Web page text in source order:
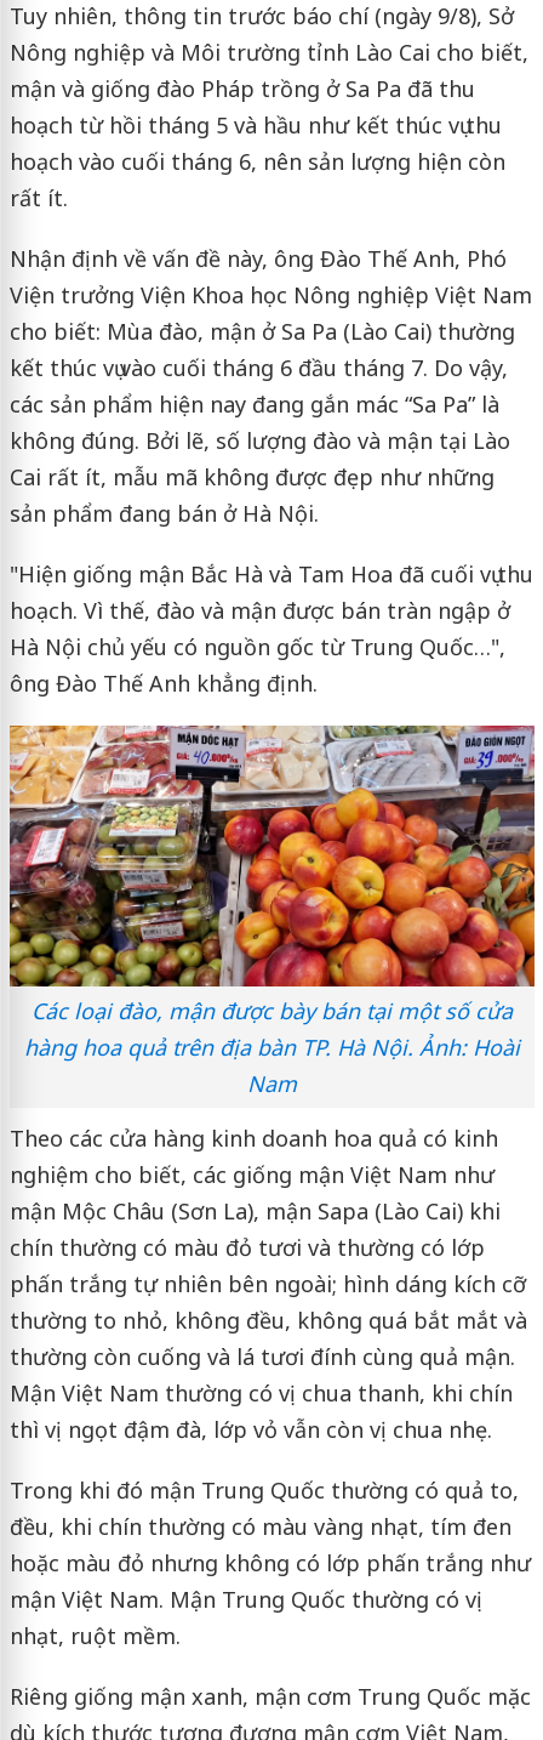
Tuy nhiên, thông tin trước báo chí (ngày 9/8), Sở
Nông nghiệp và Môi trường tỉnh Lào Cai cho biết,
mận và giống đào Pháp trồng ở Sa Pa đã thu
hoạch từ hồi tháng 5 và hầu như kết thúc vụ thu
hoạch vào cuối tháng 6, nên sản lượng hiện còn
rất ít.
Nhận định về vấn đề này, ông Đào Thế Anh, Phó
Viện trưởng Viện Khoa học Nông nghiệp Việt Nam
cho biết: Mùa đào, mận ở Sa Pa (Lào Cai) thường
kết thúc vụ vào cuối tháng 6 đầu tháng 7. Do vậy,
các sản phẩm hiện nay đang gắn mác “Sa Pa” là
không đúng. Bởi lẽ, số lượng đào và mận tại Lào
Cai rất ít, mẫu mã không được đẹp như những
sản phẩm đang bán ở Hà Nội.
"Hiện giống mận Bắc Hà và Tam Hoa đã cuối vụ thu
hoạch. Vì thế, đào và mận được bán tràn ngập ở
Hà Nội chủ yếu có nguồn gốc từ Trung Quốc…",
ông Đào Thế Anh khẳng định.
Các loại đào, mận được bày bán tại một số cửa
hàng hoa quả trên địa bàn TP. Hà Nội. Ảnh: Hoài
Nam
Theo các cửa hàng kinh doanh hoa quả có kinh
nghiệm cho biết, các giống mận Việt Nam như
mận Mộc Châu (Sơn La), mận Sapa (Lào Cai) khi
chín thường có màu đỏ tươi và thường có lớp
phấn trắng tự nhiên bên ngoài; hình dáng kích cỡ
thường to nhỏ, không đều, không quá bắt mắt và
thường còn cuống và lá tươi đính cùng quả mận.
Mận Việt Nam thường có vị chua thanh, khi chín
thì vị ngọt đậm đà, lớp vỏ vẫn còn vị chua nhẹ.
Trong khi đó mận Trung Quốc thường có quả to,
đều, khi chín thường có màu vàng nhạt, tím đen
hoặc màu đỏ nhưng không có lớp phấn trắng như
mận Việt Nam. Mận Trung Quốc thường có vị
nhạt, ruột mềm.
Riêng giống mận xanh, mận cơm Trung Quốc mặc
dù kích thước tương đương mận cơm Việt Nam,